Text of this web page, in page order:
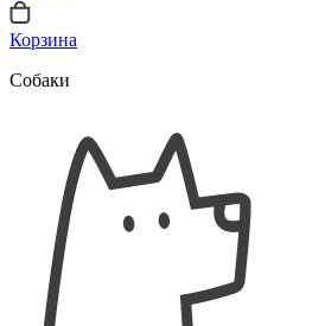
Корзина
Собаки